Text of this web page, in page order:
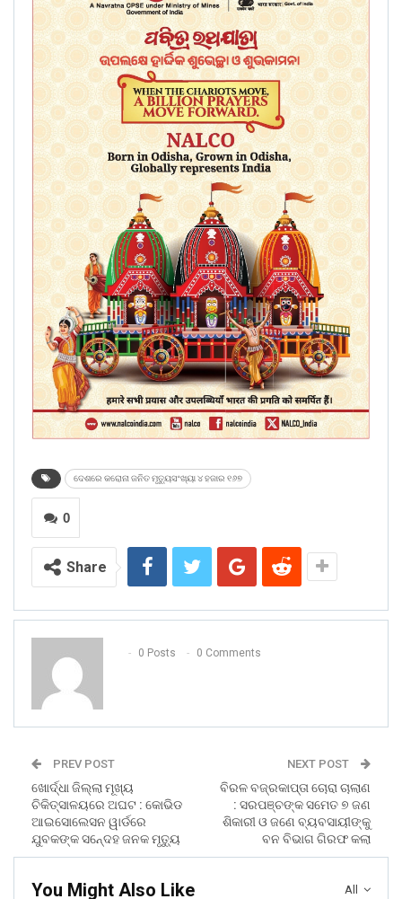
ଦେଶରେ କରୋନା ଜନିତ ମୃତ୍ୟୁସଂଖ୍ୟା ୪ ହଜାର ୧୬୭
0
Share
0 Posts 0 Comments
PREV POST
ଖୋର୍ଦ୍ଧା ଜିଲ୍ଲା ମୂଖ୍ୟ
ଚିକିତ୍ସାଳୟରେ ଅଘଟ : କୋଭିଡ
ଆଇସୋଲେସନ ୱାର୍ଡରେ
ଯୁବକଙ୍କ ସନେ୍ଦହ ଜନକ ମୃତ୍ୟୁ
NEXT POST
ବିରଳ ବଜ୍ରକାପ୍ତା ଚୋରା ଚାଲାଣ
: ସରପଞ୍ଚଙ୍କ ସମେତ ୭ ଜଣ
ଶିକାରୀ ଓ ଜଣେ ବ୍ୟବସାୟୀଙ୍କୁ
ବନ ବିଭାଗ ଗିରଫ କଲା
All
You Might Also Like